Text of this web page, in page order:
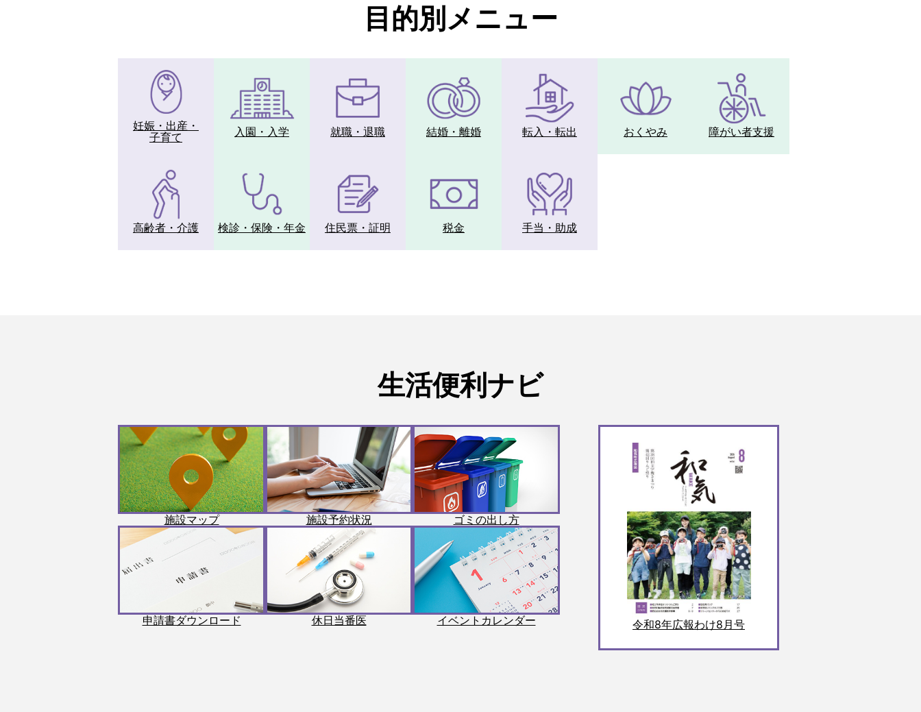
目的別メニュー
妊娠・ 出産・
子育て
入園・ 入学 就職・ 退職 結婚・ 離婚 転入・ 転出 おくやみ 障がい者支援
高齢者・ 介護 検診・ 保険・ 年金 住民票・証明 税金 手当・ 助成
生活便利ナビ
施設マップ 施設予約状況 ゴミの出し方
申請書ダウンロード 休日当番医 イベントカレンダー 令和8年広報わけ8月号